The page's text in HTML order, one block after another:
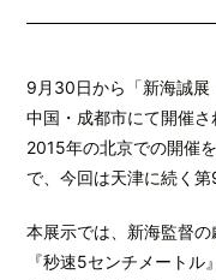
9月30日から「新海誠展
中国・成都市にて開催さ
2015年の北京での開催
で、今回は天津に続く第
本展示では、新海監督の
『秒速5センチメート